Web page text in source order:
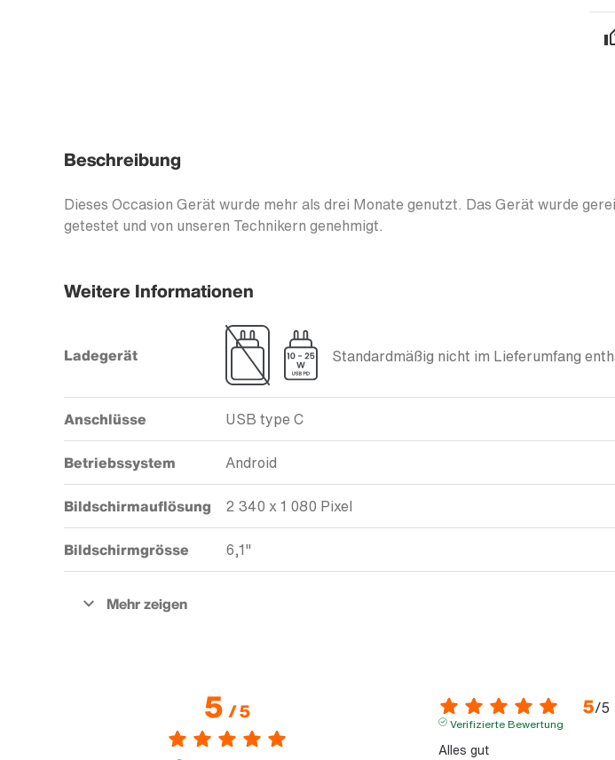
Beschreibung
Dieses Occasion Gerät wurde mehr als drei Monate genutzt. Das Gerät wurde
getestet und von unseren Technikern genehmigt.
Weitere Informationen
Ladegerät Standardmäßig nicht im Lieferumfang
Anschlüsse USB type C
Betriebssystem Android
Bildschirmauflösung 2 340 x 1 080 Pixel
Bildschirmgrösse 6,1"
5/5 5/5
Verifizierte Bewertung
Alles gut